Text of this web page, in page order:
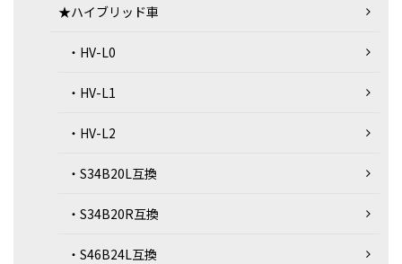
★ハイブリッド車
・HV-L0
・HV-L1
・HV-L2
・S34B20L互換
・S34B20R互換
・S46B24L互換